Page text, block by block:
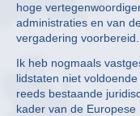
hoge
administraties en van
vergadering voorbereid.
Ik heb nogmaals
lidstaten niet
reeds bestaande
kader van de